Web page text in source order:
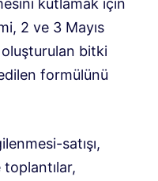
2 ve 3 Mayıs
oluşturulan bitki
formülünü
satışı,